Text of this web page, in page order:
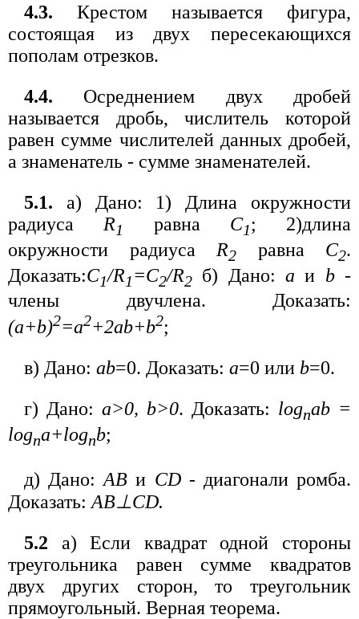
4.3. Крестом называется фигура,
состоящая из двух пересекающихся
пополам отрезков.
4.4. Осреднением двух дробей
называется дробь, числитель которой
равен сумме числителей данных дробей,
а знаменатель - сумме знаменателей.
5.1. а) Дано: 1) Длина окружности
радиуса R1 равна С1; 2)длина
окружности радиуса R2 равна С2.
Доказать:C1/R1=C2/R2 б) Дано: а и b-
члены двучлена. Доказать:
(a+b)2=a2+2ab+b2;
в) Дано: ab=0. Доказать: а=0 или b=0.
г) Дано: а>0, b>0. Доказать: lognab =
logna+lognb;
д) Дано:АВ и CD- диагонали ромба.
Доказать: АВ⊥CD.
5.2 а) Если квадрат одной стороны
треугольника равен сумме квадратов
двух других сторон, то треугольник
прямоугольный. Верная теорема.